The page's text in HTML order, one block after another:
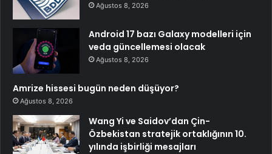
Ağustos 8, 2026
Android 17 bazı Galaxy modelleri için
veda güncellemesi olacak
Ağustos 8, 2026
Amrize hissesi bugün neden düşüyor?
Ağustos 8, 2026
Wang Yi ve Saidov’dan Çin-
Özbekistan stratejik ortaklığının 10.
yılında işbirliği mesajları